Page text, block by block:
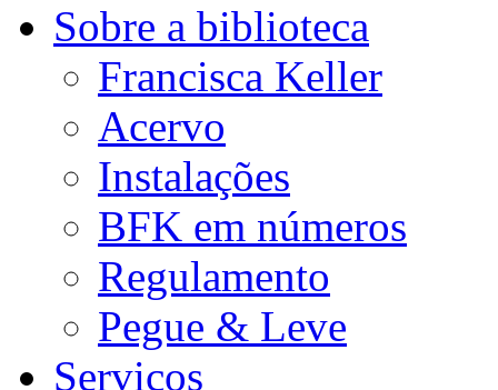
Sobre a biblioteca
Francisca Keller
Acervo
Instalações
BFK em números
Regulamento
Pegue & Leve
Serviços